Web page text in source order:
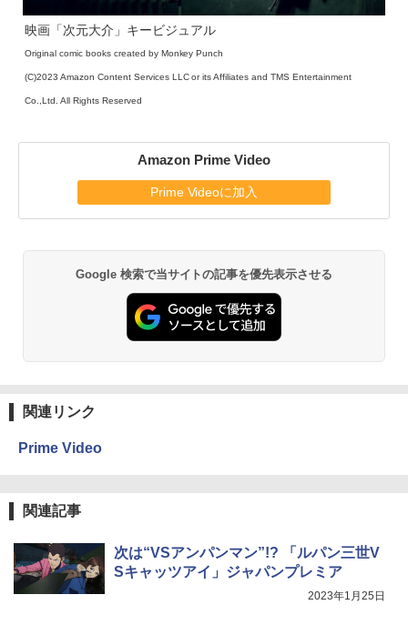
映画「次元大介」キービジュアル
Original comic books created by Monkey Punch
(C)2023 Amazon Content Services LLC or its Affiliates and TMS Entertainment
Co.,Ltd. All Rights Reserved
Amazon Prime Video
Prime Videoに加入
Google 検索で当サイトの記事を優先表示させる
関連リンク
Prime Video
関連記事
次は“VSアンパンマン”!? 「ルパン三世V
Sキャッツアイ」ジャパンプレミア
2023年1月25日